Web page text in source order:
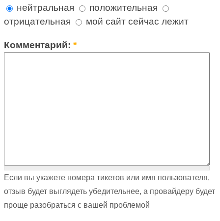
нейтральная
положительная
отрицательная
мой сайт сейчас лежит
Комментарий:*
Если вы укажете номера тикетов или имя пользователя,
отзыв будет выглядеть убедительнее, а провайдеру будет
проще разобраться с вашей проблемой